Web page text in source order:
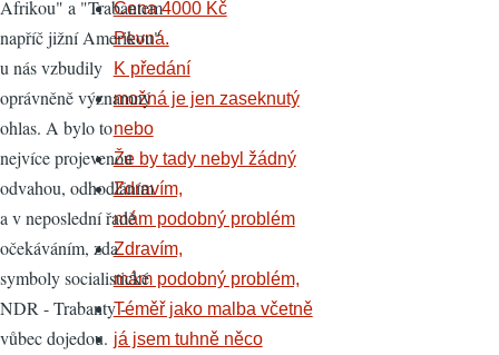
Afrikou" a "Trabantem
napříč jižní Amerikou"
u nás vzbudily
oprávněně významný
ohlas. A bylo to
nejvíce projevenou
odvahou, odhodláním
a v neposlední řadě
očekáváním, zda
symboly socialistické
NDR - Trabanty -
vůbec dojedou.
Cena 4000 Kč
Pevná.
K předání
možná je jen zaseknutý
nebo
Že by tady nebyl žádný
Zdravím,
mám podobný problém
Zdravím,
mám podobný problém,
Téměř jako malba včetně
já jsem tuhně něco